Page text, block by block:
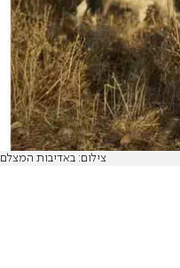
צילום: באדיבות המצלם